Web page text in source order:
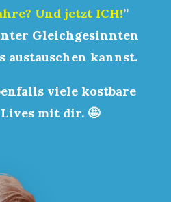
Und jetzt ICH!”
Gleichgesinnten
austauschen kannst.
viele kostbare
mit dir. 🤩